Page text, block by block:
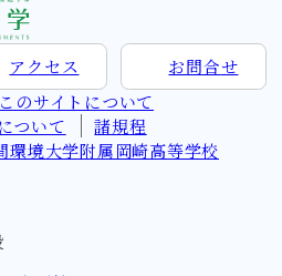
アクセス お問合せ
このサイトについて
ついて
諸規程
環境大学附属岡崎高等学校